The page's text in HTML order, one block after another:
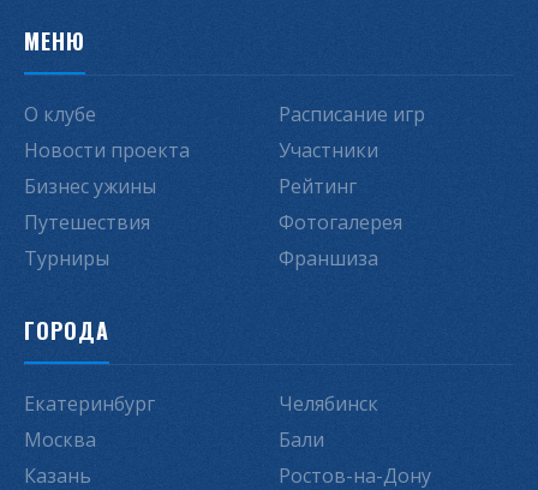
МЕНЮ
О клубе
Новости проекта
Бизнес ужины
Путешествия
Турниры
Расписание игр
Участники
Рейтинг
Фотогалерея
Франшиза
ГОРОДА
Екатеринбург
Москва
Казань
Челябинск
Бали
Ростов-на-Дону